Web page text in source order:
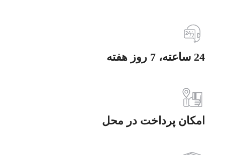
24 ساعته، 7 روز هفته
امکان پرداخت در محل